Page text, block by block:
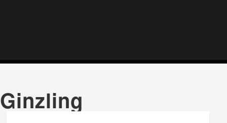
Ginzling